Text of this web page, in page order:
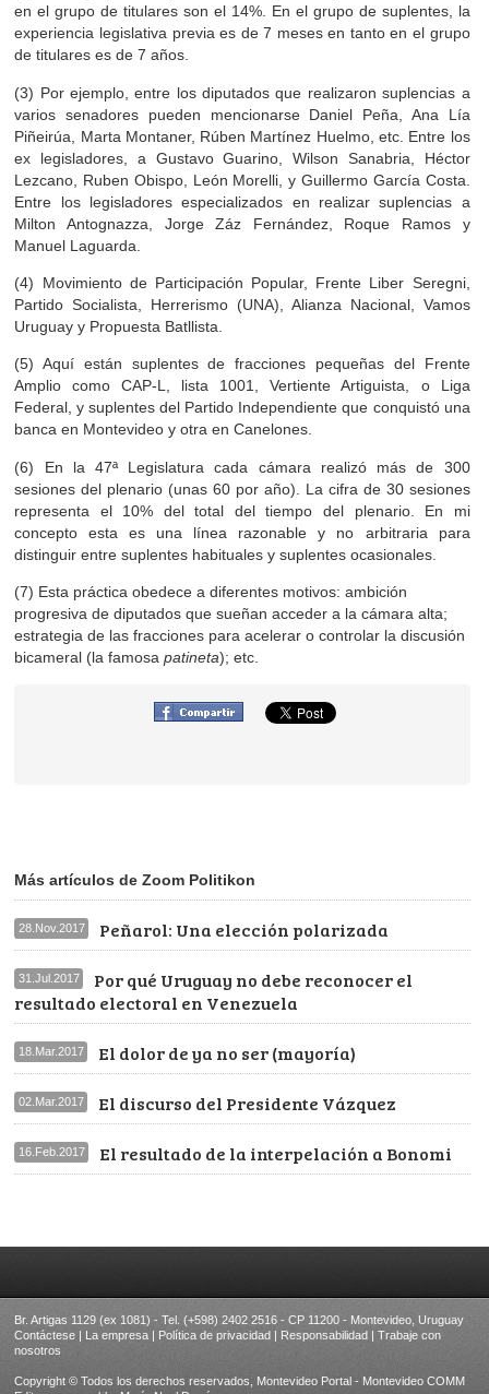
en el grupo de titulares son el 14%. En el grupo de suplentes, la
experiencia legislativa previa es de 7 meses en tanto en el grupo
de titulares es de 7 años.
(3) Por ejemplo, entre los diputados que realizaron suplencias a
varios senadores pueden mencionarse Daniel Peña, Ana Lía
Piñeirúa, Marta Montaner, Rúben Martínez Huelmo, etc. Entre los
ex legisladores, a Gustavo Guarino, Wilson Sanabria, Héctor
Lezcano, Ruben Obispo, León Morelli, y Guillermo García Costa.
Entre los legisladores especializados en realizar suplencias a
Milton Antognazza, Jorge Záz Fernández, Roque Ramos y
Manuel Laguarda.
(4) Movimiento de Participación Popular, Frente Liber Seregni,
Partido Socialista, Herrerismo (UNA), Alianza Nacional, Vamos
Uruguay y Propuesta Batllista.
(5) Aquí están suplentes de fracciones pequeñas del Frente
Amplio como CAP-L, lista 1001, Vertiente Artiguista, o Liga
Federal, y suplentes del Partido Independiente que conquistó una
banca en Montevideo y otra en Canelones.
(6) En la 47ª Legislatura cada cámara realizó más de 300
sesiones del plenario (unas 60 por año). La cifra de 30 sesiones
representa el 10% del total del tiempo del plenario. En mi
concepto esta es una línea razonable y no arbitraria para
distinguir entre suplentes habituales y suplentes ocasionales.
(7) Esta práctica obedece a diferentes motivos: ambición
progresiva de diputados que sueñan acceder a la cámara alta;
estrategia de las fracciones para acelerar o controlar la discusión
bicameral (la famosapatineta); etc.
Más artículos de Zoom Politikon
28.Nov.2017 Peñarol: Una elección polarizada
31.Jul.2017
Por qué Uruguay no debe reconocer el
resultado electoral en Venezuela
18.Mar.2017 El dolor de ya no ser (mayoría)
02.Mar.2017 El discurso del Presidente Vázquez
16.Feb.2017 El resultado de la interpelación a Bonomi
Br. Artigas 1129 (ex 1081) - Tel. (+598) 2402 2516 - CP 11200 - Montevideo, Uruguay
Contáctese | La empresa | Política de privacidad | Responsabilidad |Trabaje con
nosotros
Copyright © Todos los derechos reservados, Montevideo Portal - Montevideo COMM